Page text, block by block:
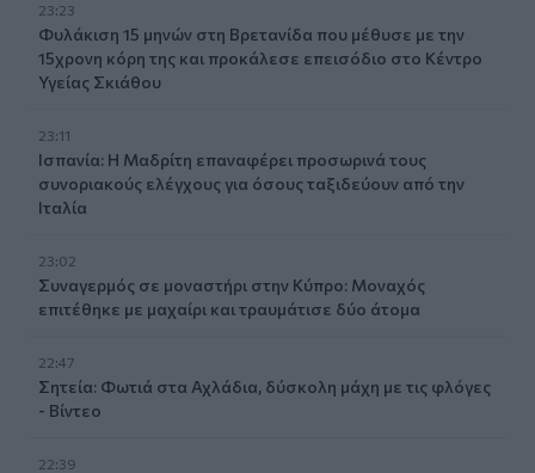
23:23
Φυλάκιση 15 μηνών στη Βρετανίδα που μέθυσε με την
15χρονη κόρη της και προκάλεσε επεισόδιο στο Κέντρο
Υγείας Σκιάθου
23:11
Ισπανία: Η Μαδρίτη επαναφέρει προσωρινά τους
συνοριακούς ελέγχους για όσους ταξιδεύουν από την
Ιταλία
23:02
Συναγερμός σε μοναστήρι στην Κύπρο: Μοναχός
επιτέθηκε με μαχαίρι και τραυμάτισε δύο άτομα
22:47
Σητεία: Φωτιά στα Αχλάδια, δύσκολη μάχη με τις φλόγες
- Βίντεο
22:39